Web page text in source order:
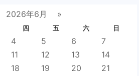
2026年6月 »
四 五 六 日
4 5 6
7
11 12 13
14
18 19 20
21